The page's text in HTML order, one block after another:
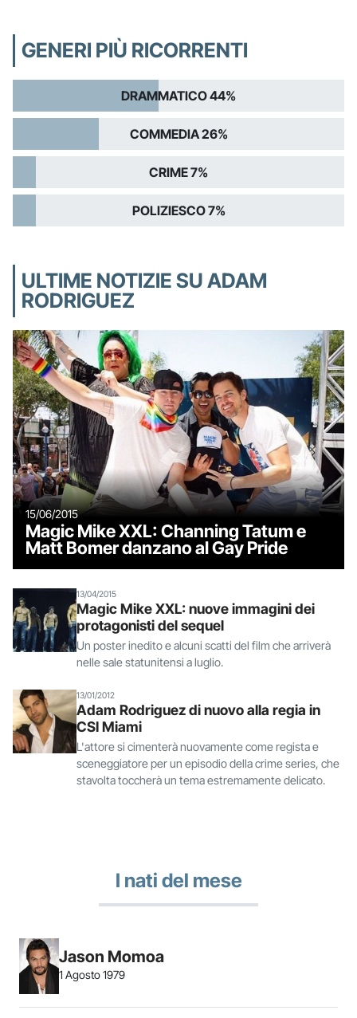
GENERI PIÙ RICORRENTI
DRAMMATICO 44%
COMMEDIA 26%
CRIME 7%
POLIZIESCO 7%
ULTIME NOTIZIE SU ADAM
RODRIGUEZ
15/06/2015
Magic Mike XXL: Channing Tatum e
Matt Bomer danzano al Gay Pride
13/04/2015
Magic Mike XXL: nuove immagini dei
protagonisti del sequel
Un poster inedito e alcuni scatti del film che arriverà
nelle sale statunitensi a luglio.
13/01/2012
Adam Rodriguez di nuovo alla regia in
CSI Miami
L'attore si cimenterà nuovamente come regista e
sceneggiatore per un episodio della crime series, che
stavolta toccherà un tema estremamente delicato.
I nati del mese
Jason Momoa
1 Agosto 1979